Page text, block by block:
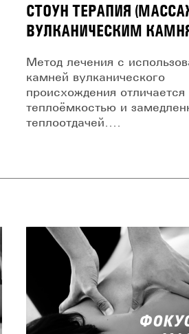
СТОУН ТЕРАПИЯ
ВУЛКАНИЧЕСКИМ
Метод лечения с
камней вулканического
происхождения
теплоёмкостью и
теплоотдачей....